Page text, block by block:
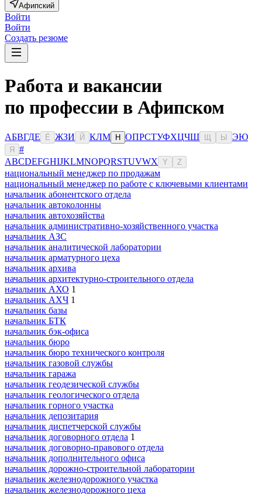
Афипский
Войти
Войти
Создать резюме
Работа и вакансии
по профессии в Афипском
АБВГДЕ Ё ЖЗИ Й КЛМ Н ОПРСТУФХЦЧШ Ы ЭЮ
Я
#
ABCDEFGHIJKLMNOPQRSTUVWX Y Z
национальный менеджер по продажам
национальный менеджер по работе с ключевыми клиентами
начальник абонентского отдела
начальник автоколонны
начальник автохозяйства
начальник административно-хозяйственного участка
начальник АЗС
начальник аналитической лаборатории
начальник арматурного цеха
начальник архива
начальник архитектурно-строительного отдела
начальник АХО 1
начальник АХЧ 1
начальник базы
начальник БТК
начальник бэк-офиса
начальник бюро
начальник бюро технического контроля
начальник газовой службы
начальник гаража
начальник геодезической службы
начальник геологического отдела
начальник горного участка
начальник депозитария
начальник диспетчерской службы
начальник договорного отдела 1
начальник договорно-правового отдела
начальник дополнительного офиса
начальник дорожно-строительной лаборатории
начальник железнодорожного участка
начальник железнодорожного цеха